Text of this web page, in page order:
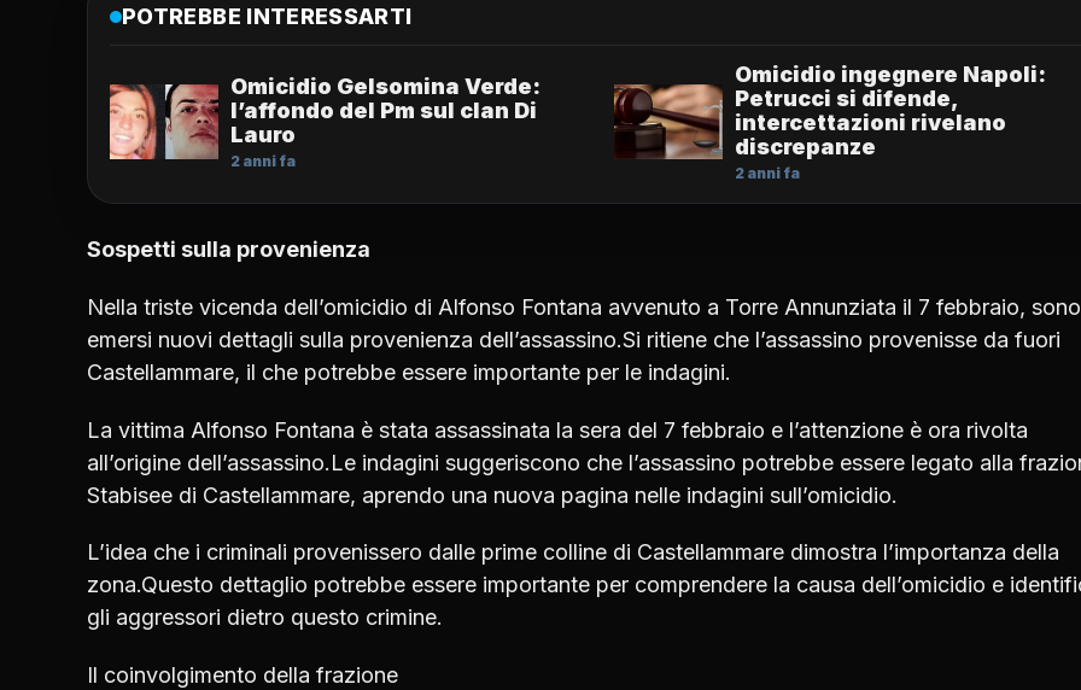
POTREBBE INTERESSARTI
Omicidio Gelsomina Verde:
l’affondo del Pm sul clan Di
Lauro
2 anni fa
Omicidio ingegnere Napoli:
Petrucci si difende,
intercettazioni rivelano
discrepanze
2 anni fa
Sospetti sulla provenienza
Nella triste vicenda dell’omicidio di Alfonso Fontana avvenuto a Torre Annunziata il 7 febbraio, sono
emersi nuovi dettagli sulla provenienza dell’assassino.Si ritiene che l’assassino provenisse da fuori
Castellammare, il che potrebbe essere importante per le indagini.
La vittima Alfonso Fontana è stata assassinata la sera del 7 febbraio e l’attenzione è ora rivolta
all’origine dell’assassino.Le indagini suggeriscono che l’assassino potrebbe essere legato alla
Stabisee di Castellammare, aprendo una nuova pagina nelle indagini sull’omicidio.
L’idea che i criminali provenissero dalle prime colline di Castellammare dimostra l’importanza della
zona.Questo dettaglio potrebbe essere importante per comprendere la causa dell’omicidio e
gli aggressori dietro questo crimine.
Il coinvolgimento della frazione